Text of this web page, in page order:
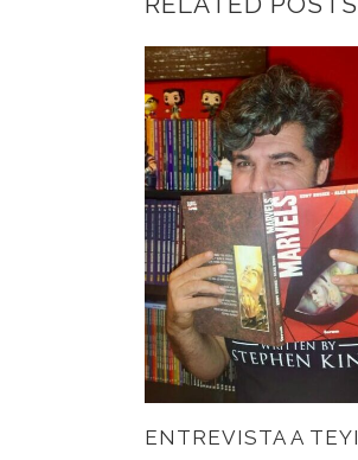
ENTREVISTA A TEYI